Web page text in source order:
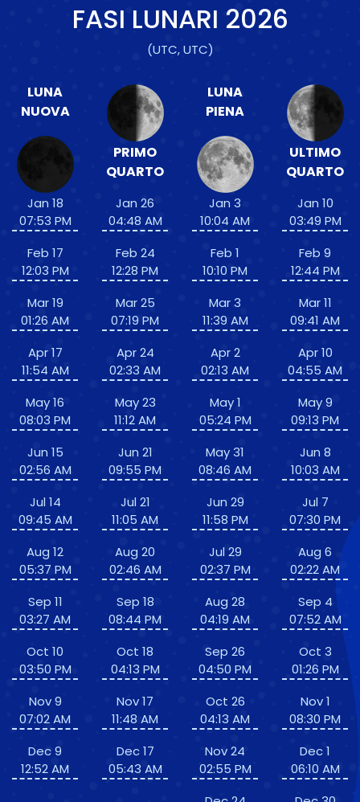
FASI LUNARI 2026
(UTC, UTC)
LUNA
NUOVA
Jan 18
07:53 PM
Feb 17
12:03 PM
Mar 19
01:26 AM
Apr 17
11:54 AM
May 16
08:03 PM
Jun 15
02:56 AM
Jul 14
09:45 AM
Aug 12
05:37 PM
Sep 11
03:27 AM
Oct 10
03:50 PM
Nov 9
07:02 AM
Dec 9
12:52 AM
PRIMO
QUARTO
Jan 26
04:48 AM
Feb 24
12:28 PM
Mar 25
07:19 PM
Apr 24
02:33 AM
May 23
11:12 AM
Jun 21
09:55 PM
Jul 21
11:05 AM
Aug 20
02:46 AM
Sep 18
08:44 PM
Oct 18
04:13 PM
Nov 17
11:48 AM
Dec 17
05:43 AM
LUNA
PIENA
Jan 3
10:04 AM
Feb 1
10:10 PM
Mar 3
11:39 AM
Apr 2
02:13 AM
May 1
05:24 PM
May 31
08:46 AM
Jun 29
11:58 PM
Jul 29
02:37 PM
Aug 28
04:19 AM
Sep 26
04:50 PM
Oct 26
04:13 AM
Nov 24
02:55 PM
ULTIMO
QUARTO
Jan 10
03:49 PM
Feb 9
12:44 PM
Mar 11
09:41 AM
Apr 10
04:55 AM
May 9
09:13 PM
Jun 8
10:03 AM
Jul 7
07:30 PM
Aug 6
02:22 AM
Sep 4
07:52 AM
Oct 3
01:26 PM
Nov 1
08:30 PM
Dec 1
06:10 AM